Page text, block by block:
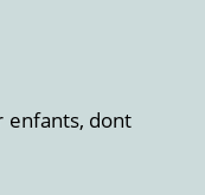
enfants, dont